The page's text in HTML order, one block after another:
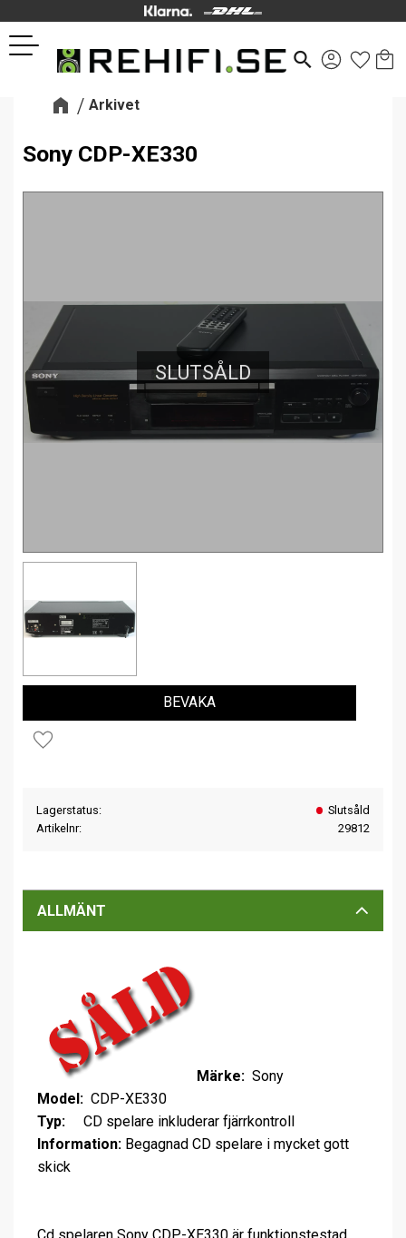
Meny
search
Arkivet
Sony CDP-XE330
SLUTSÅLD
Lägg till i favoriter
BEVAKA
Lagerstatus
Slutsåld
Artikelnr
29812
ALLMÄNT
Märke: Sony
Model: CDP-XE330
Typ: CD spelare inkluderar fjärrkontroll
Information: Begagnad CD spelare i mycket gott
skick
Cd spelaren Sony CDP-XE330 är funktionstestad